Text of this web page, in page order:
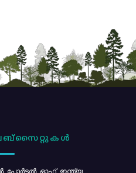
പോർട്ടൽ ഓഫ് ഇന്ത്യ